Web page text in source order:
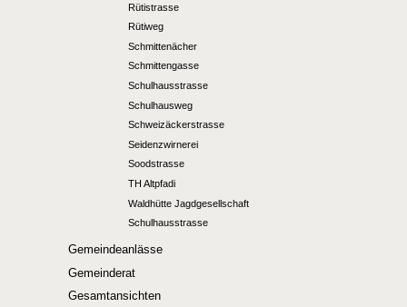
Rütistrasse
Rütiweg
Schmittenächer
Schmittengasse
Schulhausstrasse
Schulhausweg
Schweizäckerstrasse
Seidenzwirnerei
Soodstrasse
TH Altpfadi
Waldhütte Jagdgesellschaft
Schulhausstrasse
Gemeindeanlässe
Gemeinderat
Gesamtansichten